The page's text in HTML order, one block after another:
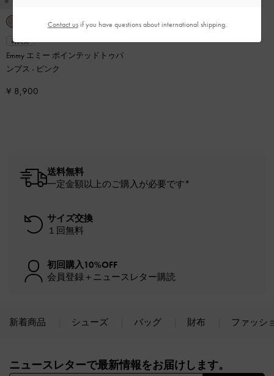
再入荷
Emmy エミー ポインテッドトゥパ
ンプス - ピンク
¥ 8,900
送料無料
一定金額以上のご購入が必要です*
サイズ交換
１回無料
初回購入10%OFF
会員登録＋ニュースレター購読
新着商品 シューズ バッグ 財布 ファッシ
ニュースレターで最新情報をお届けします。​
Contact usif you have questions about international shipping.